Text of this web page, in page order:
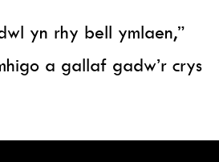
yn rhy bell ymlaen,”
a gallaf gadw’r crys